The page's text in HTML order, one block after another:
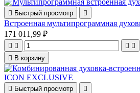
 Быстрый просмотр 
Встроенная мультипрограммная
171 011,99 ₽
   
 В корзину
 Быстрый просмотр 